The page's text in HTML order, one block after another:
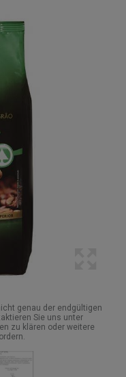
genau der endgültigen
Sie uns unter
zu klären oder weitere